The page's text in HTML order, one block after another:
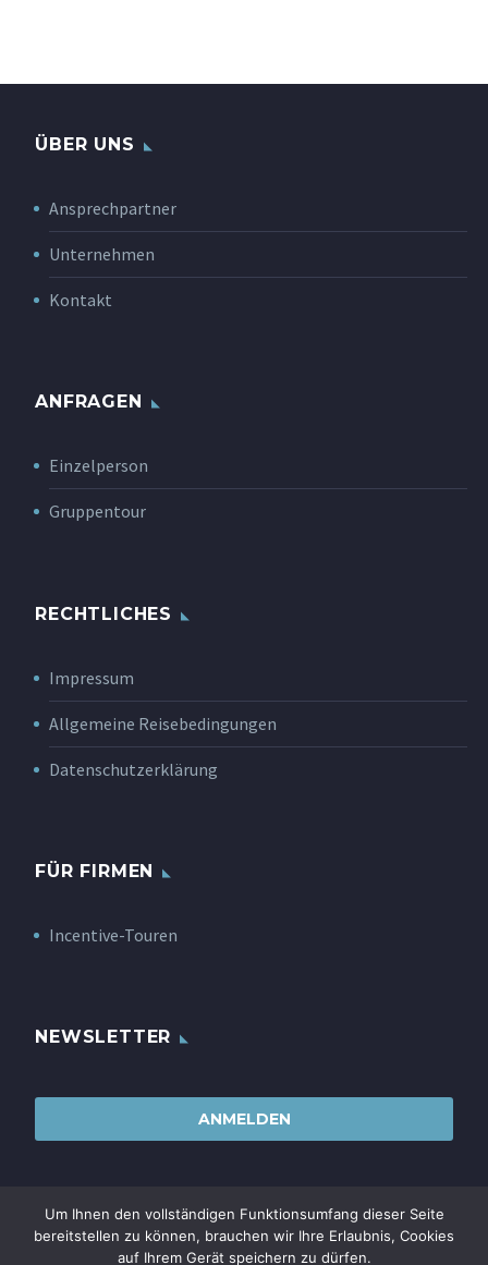
ÜBER UNS
Ansprechpartner
Unternehmen
Kontakt
ANFRAGEN
Einzelperson
Gruppentour
RECHTLICHES
Impressum
Allgemeine Reisebedingungen
Datenschutzerklärung
FÜR FIRMEN
Incentive-Touren
NEWSLETTER
ANMELDEN
Um Ihnen den vollständigen Funktionsumfang dieser Seite
bereitstellen zu können, brauchen wir Ihre Erlaubnis, Cookies
auf Ihrem Gerät speichern zu dürfen.